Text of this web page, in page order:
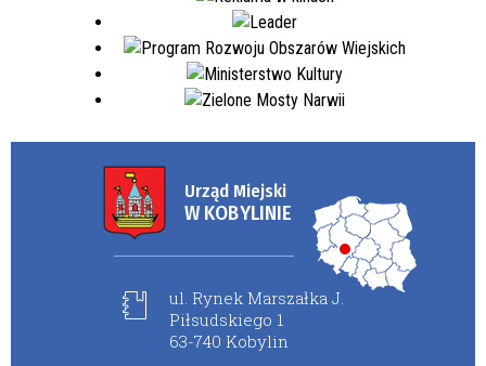
Urząd Miejski
W KOBYLINIE
ul. Rynek Marszałka J.
Piłsudskiego 1
63-740 Kobylin